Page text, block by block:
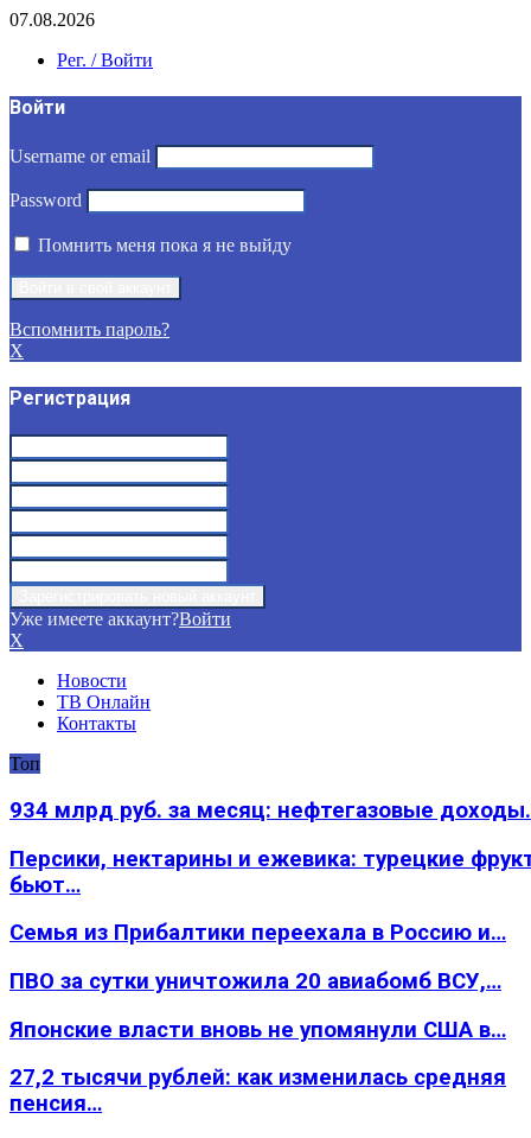
07.08.2026
Рег. / Войти
Войти
Username or email
Password
Помнить меня пока я не выйду
Вспомнить пароль?
X
Регистрация
Уже имеете аккаунт?Войти
X
Новости
ТВ Онлайн
Контакты
Топ
934 млрд руб. за месяц: нефтегазовые
Персики, нектарины и ежевика: турецкие
бьют…
Семья из Прибалтики переехала в Россию и…
ПВО за сутки уничтожила 20 авиабомб ВСУ,…
Японские власти вновь не упомянули США в…
27,2 тысячи рублей: как изменилась средняя
пенсия…